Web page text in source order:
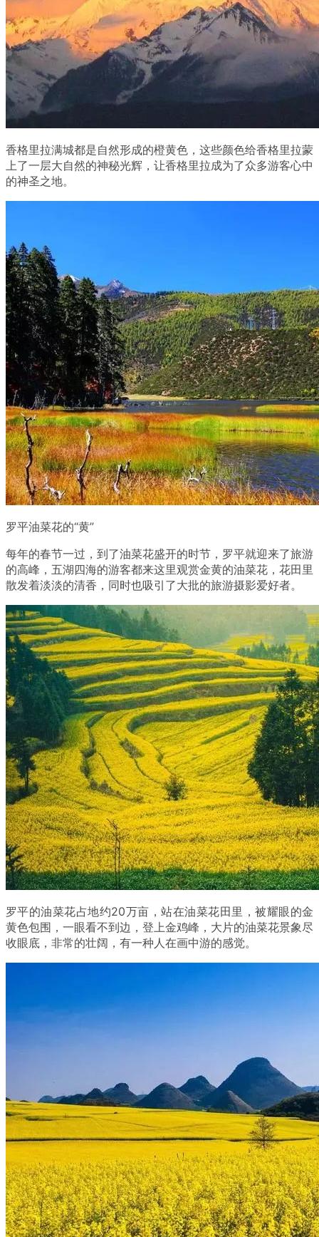
香格里拉满城都是自然形成的橙黄色，这些颜色给香格里拉蒙
上了一层大自然的神秘光辉，让香格里拉成为了众多游客心中
的神圣之地。
罗平油菜花的“黄”
每年的春节一过，到了油菜花盛开的时节，罗平就迎来了旅游
的高峰，五湖四海的游客都来这里观赏金黄的油菜花，花田里
散发着淡淡的清香，同时也吸引了大批的旅游摄影爱好者。
罗平的油菜花占地约20万亩，站在油菜花田里，被耀眼的金
黄色包围，一眼看不到边，登上金鸡峰，大片的油菜花景象尽
收眼底，非常的壮阔，有一种人在画中游的感觉。